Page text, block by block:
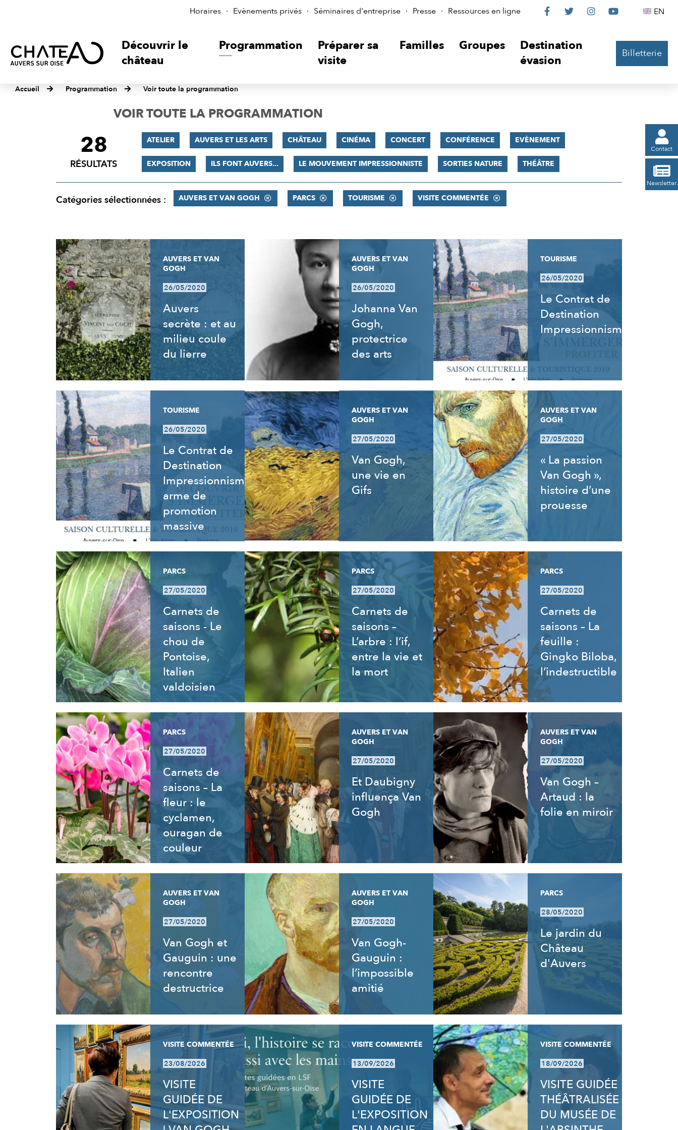
Horaires Evènements privés Séminaires d'entreprise Presse Ressources en ligne
Le
sur

Le

Le

Le
 EN
Découvrir le
château
Programmation
Préparer sa
visite
Familles Groupes
Destination
évasion
Billetterie
Accueil Programmation Voir toute la programmation

Contact

Newsletter
VOIR TOUTE LA PROGRAMMATION
FILTRER
RÉSULTATS
28
RÉSULTATS
ATELIER AUVERS ET LES ARTS CHÂTEAU CINÉMA CONCERT CONFÉRENCE EVÈNEMENT
EXPOSITION ILS FONT AUVERS... LE MOUVEMENT IMPRESSIONNISTE SORTIES NATURE THÉÂTRE
Catégories sélectionnées : AUVERS ET VAN GOGH PARCS TOURISME VISITE COMMENTÉE
RÉSULTATS
AUVERS ET VAN
GOGH
26/05/2020
Auvers
secrète : et au
milieu coule
du lierre
AUVERS ET VAN
GOGH
26/05/2020
Johanna Van
Gogh,
protectrice
des arts
TOURISME
26/05/2020
Le Contrat de
Destination
Impressionnisme
TOURISME
26/05/2020
Le Contrat de
Destination
Impressionnisme,
arme de
promotion
massive
AUVERS ET VAN
GOGH
27/05/2020
Van Gogh,
une vie en
Gifs
AUVERS ET VAN
GOGH
27/05/2020
« La passion
Van Gogh »,
histoire d’une
prouesse
PARCS
27/05/2020
Carnets de
saisons - Le
chou de
Pontoise,
Italien
valdoisien
PARCS
27/05/2020
Carnets de
saisons –
L’arbre : l’if,
entre la vie et
la mort
PARCS
27/05/2020
Carnets de
saisons – La
feuille :
Gingko Biloba,
l’indestructible
PARCS
27/05/2020
Carnets de
saisons – La
fleur : le
cyclamen,
ouragan de
couleur
AUVERS ET VAN
GOGH
27/05/2020
Et Daubigny
influença Van
Gogh
AUVERS ET VAN
GOGH
27/05/2020
Van Gogh –
Artaud : la
folie en miroir
AUVERS ET VAN
GOGH
27/05/2020
Van Gogh et
Gauguin : une
rencontre
destructrice
AUVERS ET VAN
GOGH
27/05/2020
Van Gogh-
Gauguin :
l’impossible
amitié
PARCS
28/05/2020
Le jardin du
Château
d'Auvers
VISITE COMMENTÉE
23/08/2026
VISITE
GUIDÉE DE
L'EXPOSITION
VISITE COMMENTÉE
13/09/2026
VISITE
GUIDÉE DE
L'EXPOSITION
VISITE COMMENTÉE
18/09/2026
VISITE GUIDÉE
THÉÂTRALISÉE
DU MUSÉE DE